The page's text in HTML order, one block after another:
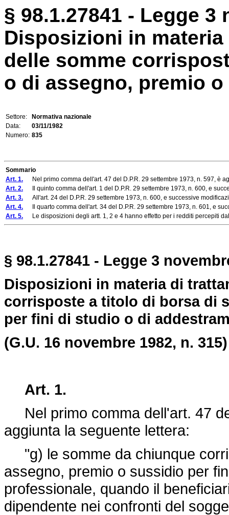
§ 98.1.27841 - Legge 3
Disposizioni in
delle somme
o di assegno, premio
Settore:
Normativa nazionale
Data:
03/11/1982
Numero: 835
Sommario
Art. 1. Nel primo comma dell'art. 47 del D.P.R. 29 settembre 1973, n. 597, è
Art. 2. Il quinto comma dell'art. 1 del D.P.R. 29 settembre 1973, n. 600, e
Art. 3. All'art. 24 del D.P.R. 29 settembre 1973, n. 600, e successive
Art. 4. Il quarto comma dell'art. 34 del D.P.R. 29 settembre 1973, n. 601, e
Art. 5. Le disposizioni degli artt. 1, 2 e 4 hanno effetto per i redditi percepiti
§ 98.1.27841 - Legge 3
Disposizioni in materia di
corrisposte a titolo di borsa di
per fini di studio o di
(G.U. 16 novembre 1982, n. 315)
Art. 1.
Nel primo comma dell'art. 47
aggiunta la seguente lettera:
"g) le somme da chiunque
assegno, premio o sussidio per
professionale, quando il
dipendente nei confronti del